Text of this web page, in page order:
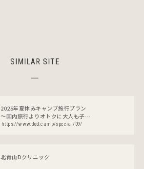
SIMILAR SITE
2025年夏休みキャンプ旅行プラン
～国内旅行よりオトクに大人も子供
も楽しむ～ | アウトドアブランド
https://www.dod.camp/special/09/
北青山Dクリニック